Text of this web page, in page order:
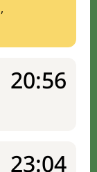
20:56
23:04